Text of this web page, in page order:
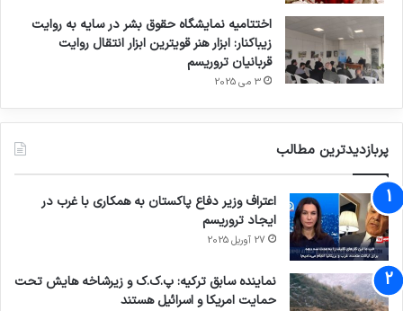
اختتامیه نمایشگاه حقوق بشر در سایه به روایت
زیباکنار: ابزار هنر قویترین ابزار انتقال روایت
قربانیان تروریسم
3 می 2025
پربازدیدترین مطالب
اعتراف وزیر دفاع پاکستان به همکاری با غرب در
ایجاد تروریسم
27 آوریل 2025
نماینده سابق ترکیه: پ.ک.ک و زیرشاخه هایش تحت
حمایت امریکا و اسرائیل هستند